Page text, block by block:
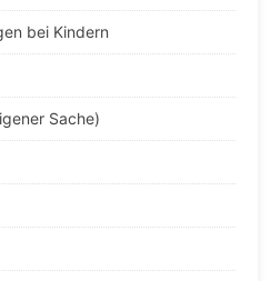
bei Kindern
Sache)